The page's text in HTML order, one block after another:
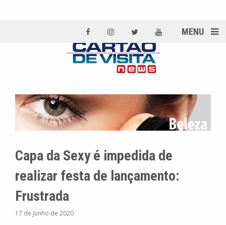
MENU
Capa da Sexy é impedida de
realizar festa de lançamento:
Frustrada
17 de Junho de 2020